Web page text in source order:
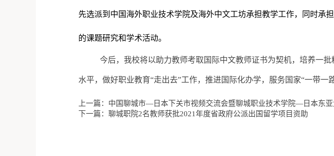
先选派到中国海外职业技术学院及海外中文工坊承担教学工作，同时承
的课题研究和学术活动。
今后，我校将以助力教师考取国际中文教师证书为契机，培养一
水平，做好职业教育“走出去”工作，推进国际化办学，服务国家“一带一
上一篇：中国聊城市—日本下关市视频交流会暨聊城职业技术学院—日本东
下一篇：聊城职院2名教师获批2021年度省政府公派出国留学项目资助